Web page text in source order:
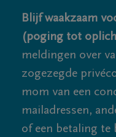
Blijf waakzaam
(poging tot
meldingen over
zogezegde
mom van een
mailadressen,
of een betaling te